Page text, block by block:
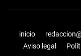
inicio
Aviso legal